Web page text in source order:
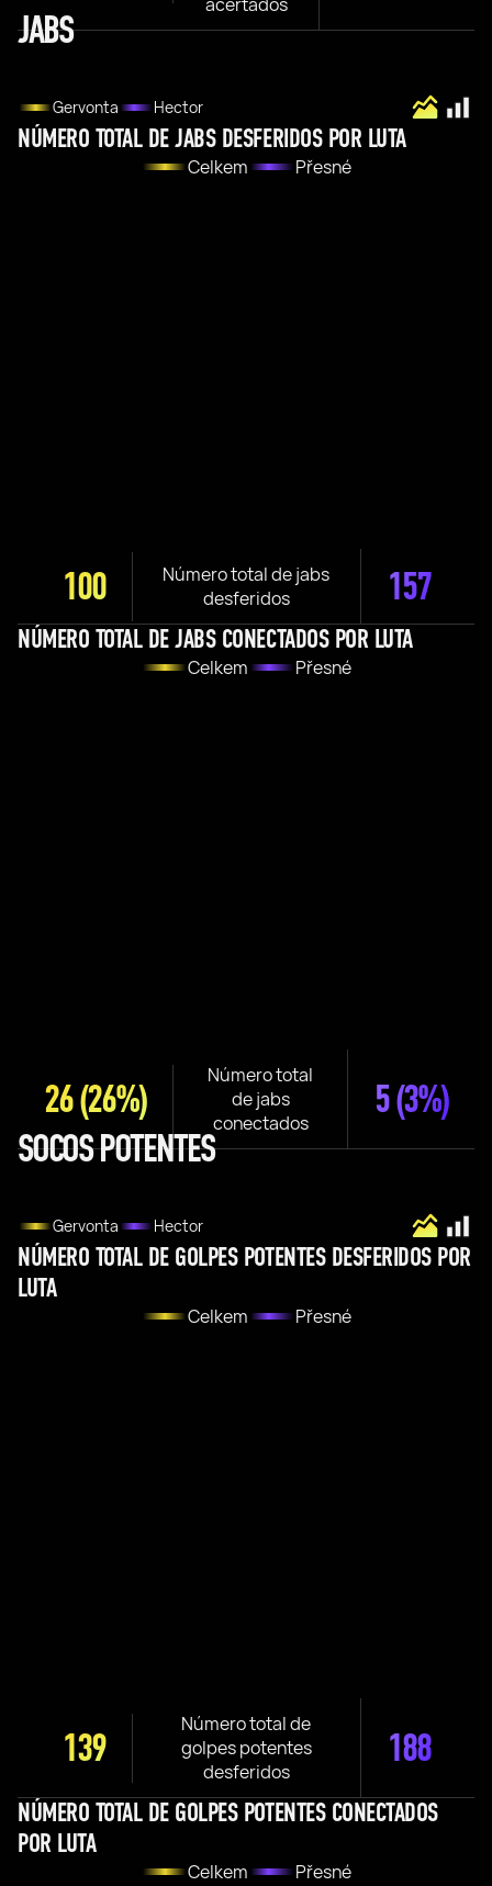
JABS
Gervonta Hector
NÚMERO TOTAL DE JABS DESFERIDOS POR LUTA
Celkem Přesné
100
Número total de jabs
desferidos
157
NÚMERO TOTAL DE JABS CONECTADOS POR LUTA
Celkem Přesné
26(26%)
Número total
de jabs
conectados
5(3%)
SOCOS POTENTES
Gervonta Hector
NÚMERO TOTAL DE GOLPES POTENTES DESFERIDOS POR
LUTA
Celkem Přesné
139
Número total de
golpes potentes
desferidos
188
NÚMERO TOTAL DE GOLPES POTENTES CONECTADOS
POR LUTA
Celkem Přesné